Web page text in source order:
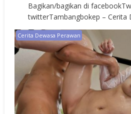
Bagikan/bagikan di
twitterTambangbokep – Cerita
Cerita Dewasa Perawan